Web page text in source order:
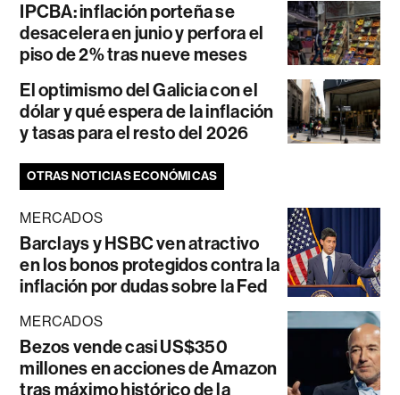
IPCBA: inflación porteña se
desacelera en junio y perfora el
piso de 2% tras nueve meses
El optimismo del Galicia con el
dólar y qué espera de la inflación
y tasas para el resto del 2026
OTRAS NOTICIAS ECONÓMICAS
MERCADOS
Barclays y HSBC ven atractivo
en los bonos protegidos contra la
inflación por dudas sobre la Fed
MERCADOS
Bezos vende casi US$350
millones en acciones de Amazon
tras máximo histórico de la